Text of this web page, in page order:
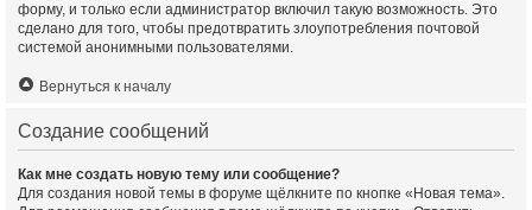
форму, и только если администратор включил такую возможность. Это
сделано для того, чтобы предотвратить злоупотребления почтовой
системой анонимными пользователями.
Вернуться к началу
Создание сообщений
Как мне создать новую тему или сообщение?
Для создания новой темы в форуме щёлкните по кнопке «Новая тема».